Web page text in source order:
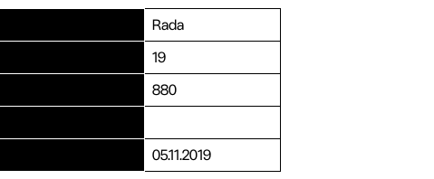
Rada
19
880
05.11.2019